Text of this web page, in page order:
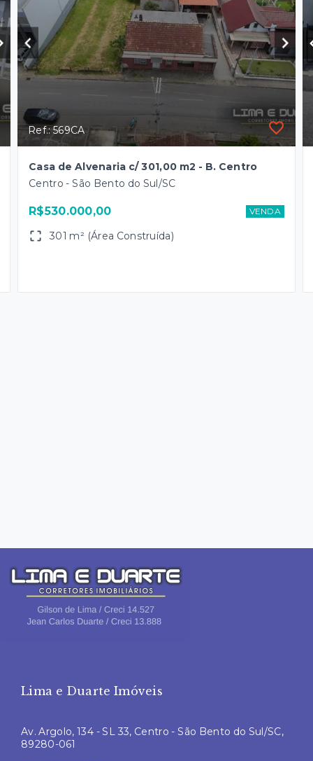
Ref.: 569CA
Casa de Alvenaria c/ 301,00 m2 - B. Centro
Centro - São Bento do Sul/SC
R$530.000,00 VENDA
301 m² (Área Construída)
Lima e Duarte Imóveis
Av. Argolo, 134 - SL 33, Centro - São Bento do Sul/SC,
89280-061